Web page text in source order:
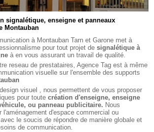
signalétique, enseigne et panneaux
Montauban
à Montauban Tarn et Garone met à
pour tout projet designalétique à
à en vous assurant un travail de qualité.
reseau de prestataires, Agence Tag est à même
visuelle sur l'ensemble des supports
visuel , nous permettent de vous proposer
pour toutecréation d'enseigne, enseigne
ou panneau publicitaire. Nous
l'aménagement d'espace commercial ou
le soucis de répondre de manière globale et
de communication.